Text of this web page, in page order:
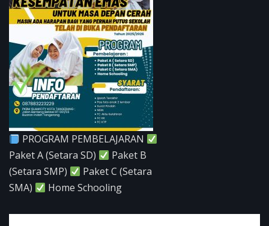
PROGRAM PEMBELAJARAN
Paket A (Setara SD)
Paket B
(Setara SMP)
Paket C (Setara
SMA)
Home Schooling